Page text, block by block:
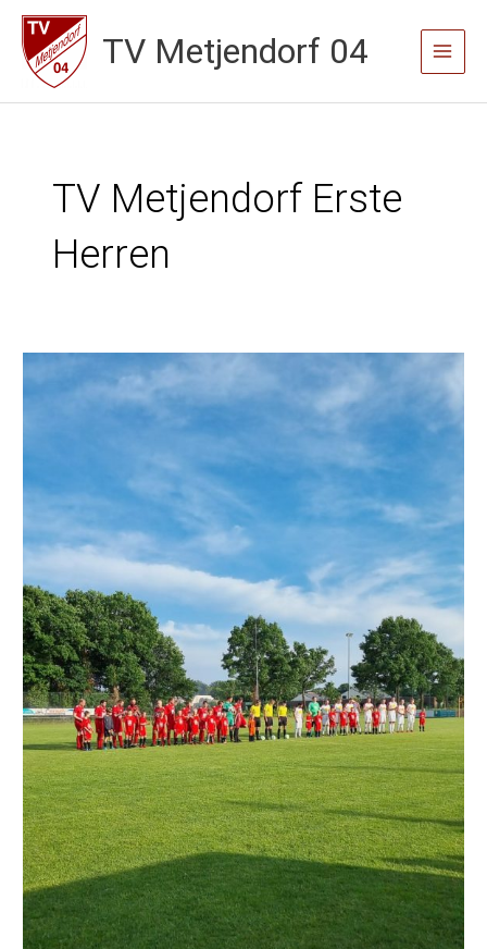
Zum
Inhalt
springen
TV Metjendorf 04
Main
Menu
TV Metjendorf Erste
Herren